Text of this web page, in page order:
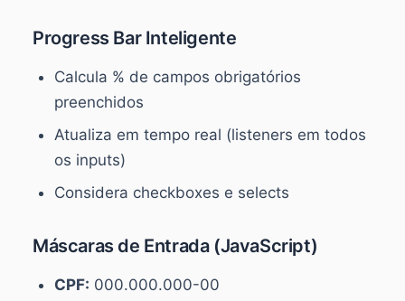
Progress Bar Inteligente
Calcula % de campos obrigatórios
preenchidos
Atualiza em tempo real (listeners em todos
os inputs)
Considera checkboxes e selects
Máscaras de Entrada (JavaScript)
CPF: 000.000.000-00